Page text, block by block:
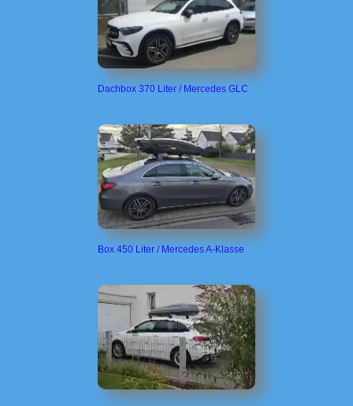
Dachbox 370 Liter / Mercedes GLC
Box 450 Liter / Mercedes A-Klasse